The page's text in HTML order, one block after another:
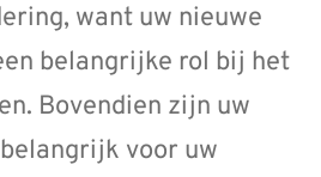
want uw nieuwe
belangrijke rol bij het
Bovendien zijn uw
voor uw